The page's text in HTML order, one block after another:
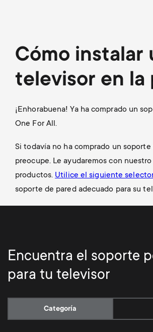
r
y
r
o
d
u
s
m
e
d
a
r
s
u
p
o
r
Cómo instalar
televisor en la
¡Enhorabuena! Ya ha comprado un
One For All.
Si todavía no ha comprado un soporte
preocupe. Le ayudaremos con
productos. Utilice el siguiente
soporte de pared adecuado para su
Encuentra el soporte
para tu televisor
Current:
Categoría